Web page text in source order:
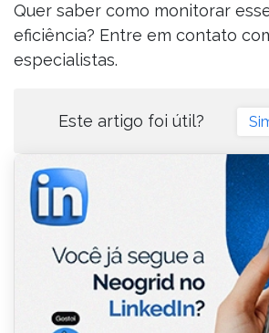
Quer saber como monitorar
eficiência? Entre em contato
especialistas.
Este artigo foi útil?